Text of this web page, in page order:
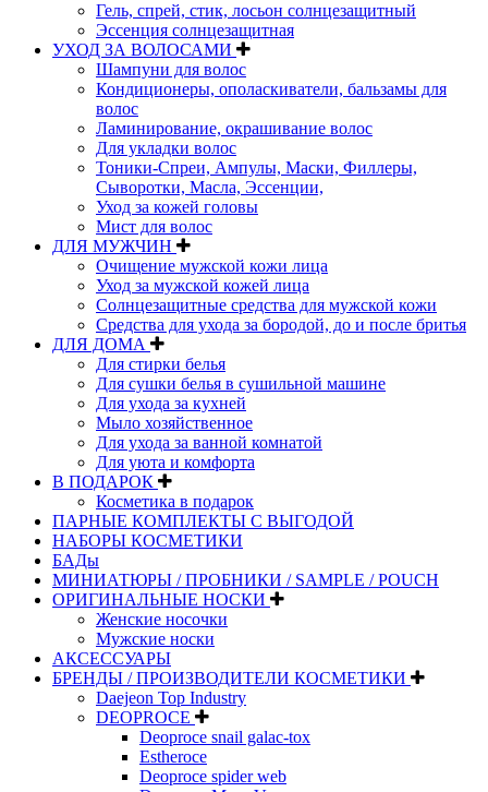
Гель, спрей, стик, лосьон солнцезащитный
Эссенция солнцезащитная
УХОД ЗА ВОЛОСАМИ
Шампуни для волос
Кондиционеры, ополаскиватели, бальзамы для
волос
Ламинирование, окрашивание волос
Для укладки волос
Тоники-Спреи, Ампулы, Маски, Филлеры,
Сыворотки, Масла, Эссенции,
Уход за кожей головы
Мист для волос
ДЛЯ МУЖЧИН
Очищение мужской кожи лица
Уход за мужской кожей лица
Солнцезащитные средства для мужской кожи
Средства для ухода за бородой, до и после бритья
ДЛЯ ДОМА
Для стирки белья
Для сушки белья в сушильной машине
Для ухода за кухней
Мыло хозяйственное
Для ухода за ванной комнатой
Для уюта и комфорта
В ПОДАРОК
Косметика в подарок
ПАРНЫЕ КОМПЛЕКТЫ С ВЫГОДОЙ
НАБОРЫ КОСМЕТИКИ
БАДы
МИНИАТЮРЫ / ПРОБНИКИ / SAMPLE / POUCH
ОРИГИНАЛЬНЫЕ НОСКИ
Женские носочки
Мужские носки
АКСЕССУАРЫ
БРЕНДЫ / ПРОИЗВОДИТЕЛИ КОСМЕТИКИ
Daejeon Top Industry
DEOPROCE
Deoproce snail galac-tox
Estheroce
Deoproce spider web